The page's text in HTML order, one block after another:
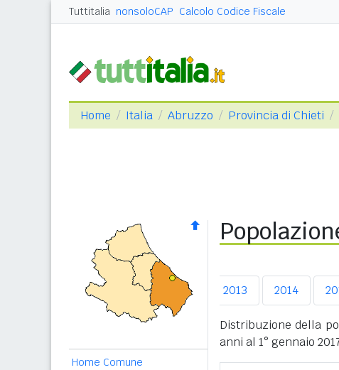
Tuttitalia nonsoloCAP Calcolo Codice Fiscale
Home Italia Abruzzo Provincia di Chieti
Home Comune
2010 2011 2012 2013 2014
Distribuzione della
anni al 1° gennaio